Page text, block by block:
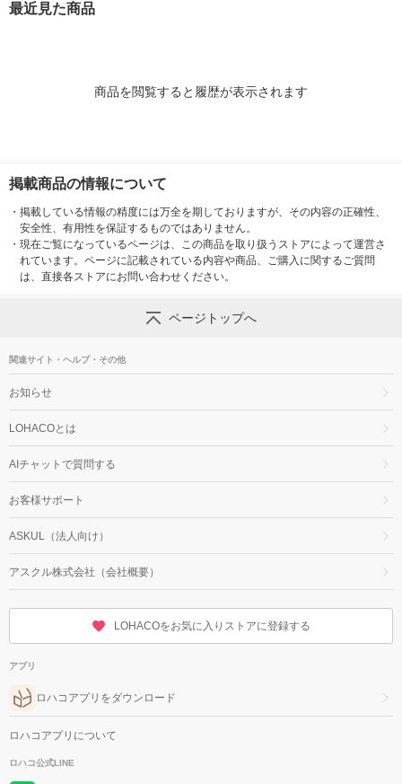
最近見た商品
商品を閲覧すると履歴が表示されます
掲載商品の情報について
・ 掲載している情報の精度には万全を期しておりますが、その内容の正確性、
安全性、有用性を保証するものではありません。
・ 現在ご覧になっているページは、この商品を取り扱うストアによって運営さ
れています。ページに記載されている内容や商品、ご購入に関するご質問
は、直接各ストアにお問い合わせください。
ページトップへ
関連サイト・ヘルプ・その他
お知らせ
LOHACOとは
AIチャットで質問する
お客様サポート
ASKUL（法人向け）
アスクル株式会社（会社概要）
LOHACOをお気に入りストアに登録する
アプリ
ロハコアプリをダウンロード
ロハコアプリについて
ロハコ公式LINE